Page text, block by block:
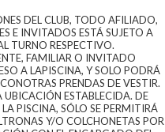
DEL CLUB, TODO AFILIADO,
E INVITADOS ESTÁ SUJETO A
TURNO RESPECTIVO.
FAMILIAR O INVITADO
A LAPISCINA, Y SOLO PODRÁ
PRENDAS DE VESTIR.
UBICACIÓN ESTABLECIDA. DE
PISCINA, SÓLO SE PERMITIRÁ
Y/O COLCHONETAS POR